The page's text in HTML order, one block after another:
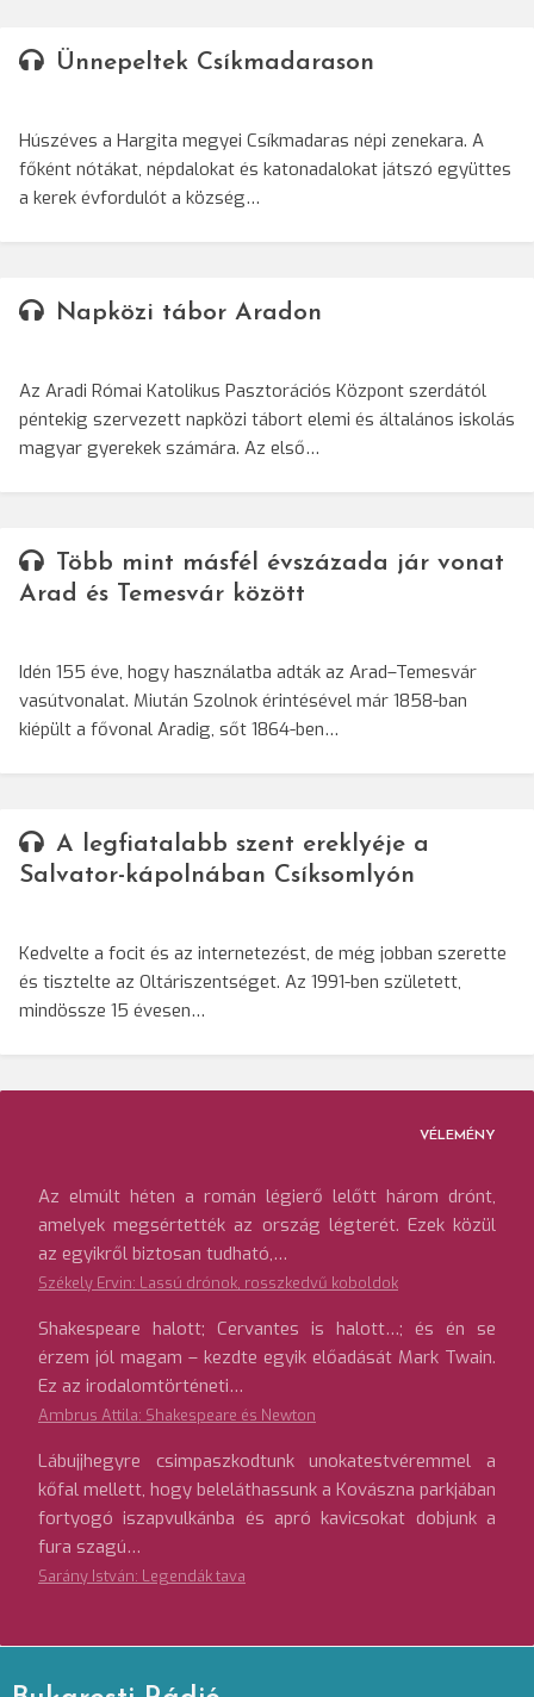
Ünnepeltek Csíkmadarason
Húszéves a Hargita megyei Csíkmadaras népi zenekara. A
főként nótákat, népdalokat és katonadalokat játszó együttes
a kerek évfordulót a község…
Napközi tábor Aradon
Az Aradi Római Katolikus Pasztorációs Központ szerdától
péntekig szervezett napközi tábort elemi és általános iskolás
magyar gyerekek számára. Az első…
Több mint másfél évszázada jár vonat
Arad és Temesvár között
Idén 155 éve, hogy használatba adták az Arad–Temesvár
vasútvonalat. Miután Szolnok érintésével már 1858-ban
kiépült a fővonal Aradig, sőt 1864-ben…
A legfiatalabb szent ereklyéje a
Salvator-kápolnában Csíksomlyón
Kedvelte a focit és az internetezést, de még jobban szerette
és tisztelte az Oltáriszentséget. Az 1991-ben született,
mindössze 15 évesen…
VÉLEMÉNY
Az elmúlt héten a román légierő lelőtt három drónt,
amelyek megsértették az ország légterét. Ezek közül
az egyikről biztosan tudható,…
Székely Ervin: Lassú drónok, rosszkedvű koboldok
Shakespeare halott; Cervantes is halott…; és én se
érzem jól magam – kezdte egyik előadását Mark Twain.
Ez az irodalomtörténeti…
Ambrus Attila: Shakespeare és Newton
Lábujjhegyre csimpaszkodtunk unokatestvéremmel a
kőfal mellett, hogy beleláthassunk a Kovászna parkjában
fortyogó iszapvulkánba és apró kavicsokat dobjunk a
fura szagú…
Sarány István: Legendák tava